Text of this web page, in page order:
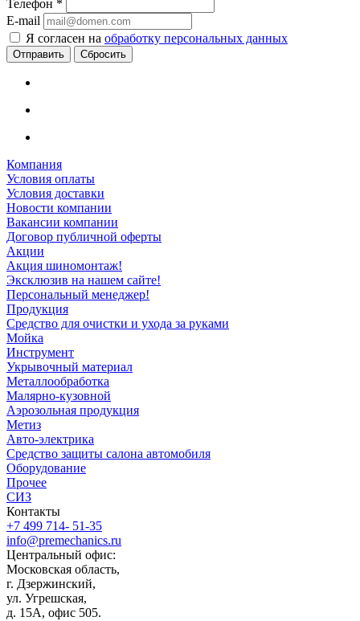
Телефон *
E-mail
Я согласен на обработку персональных данных
Сбросить
Компания
Условия оплаты
Условия доставки
Новости компании
Вакансии компании
Договор публичной оферты
Акции
Акция шиномонтаж!
Эксклюзив на нашем сайте!
Персональный менеджер!
Продукция
Средство для очистки и ухода за руками
Мойка
Инструмент
Укрывочный материал
Металлообработка
Малярно-кузовной
Аэрозольная продукция
Метиз
Авто-электрика
Средство защиты салона автомобиля
Оборудование
Прочее
СИЗ
Контакты
+7 499 714- 51-35
info@premechanics.ru
Центральный офис:
Московская область,
г. Дзержинский,
ул. Угрешская,
д. 15А, офис 505.